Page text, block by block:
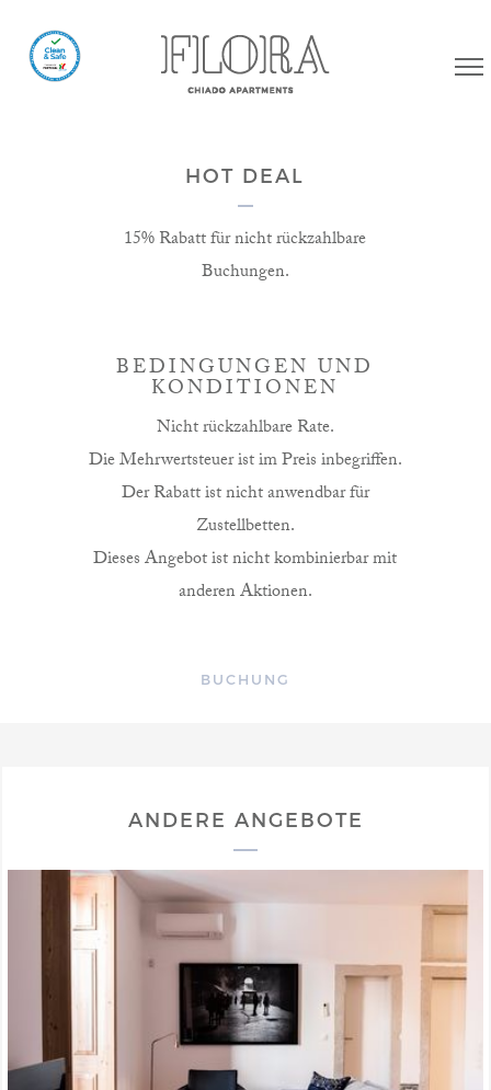
HOT DEAL
15% Rabatt für nicht rückzahlbare
Buchungen.
BEDINGUNGEN UND
KONDITIONEN
Nicht rückzahlbare Rate.
Die Mehrwertsteuer ist im Preis inbegriffen.
Der Rabatt ist nicht anwendbar für
Zustellbetten.
Dieses Angebot ist nicht kombinierbar mit
anderen Aktionen.
BUCHUNG
ANDERE ANGEBOTE